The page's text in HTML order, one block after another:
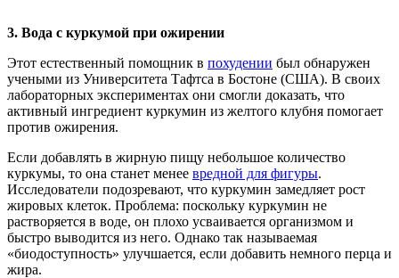
3. Вода с куркумой при ожирении
Этот естественный помощник в похудении был обнаружен
учеными из Университета Тафтса в Бостоне (США). В своих
лабораторных экспериментах они смогли доказать, что
активный ингредиент куркумин из желтого клубня помогает
против ожирения.
Если добавлять в жирную пищу небольшое количество
куркумы, то она станет менее вредной для фигуры.
Исследователи подозревают, что куркумин замедляет рост
жировых клеток. Проблема: поскольку куркумин не
растворяется в воде, он плохо усваивается организмом и
быстро выводится из него. Однако так называемая
«биодоступность» улучшается, если добавить немного перца и
жира.